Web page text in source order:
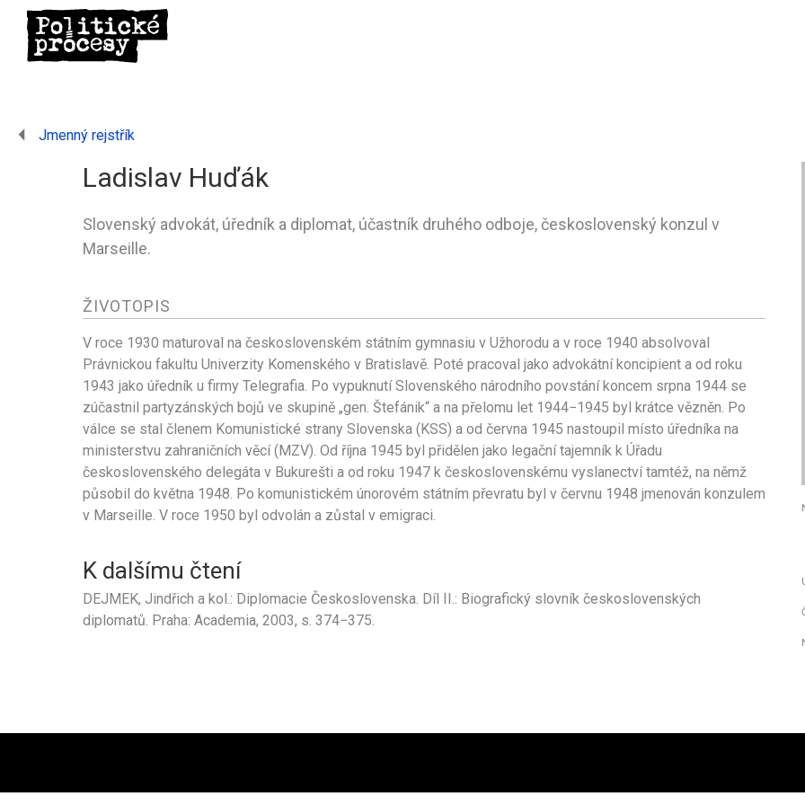
Jmenný rejstřík
Ladislav Huďák
Slovenský advokát, úředník a diplomat, účastník druhého odboje, československý konzul v
Marseille.
ŽIVOTOPIS
V roce 1930 maturoval na československém státním gymnasiu v Užhorodu a v roce 1940 absolvoval
Právnickou fakultu Univerzity Komenského v Bratislavě. Poté pracoval jako advokátní koncipient a od roku
1943 jako úředník u firmy Telegrafia. Po vypuknutí Slovenského národního povstání koncem srpna 1944 se
zúčastnil partyzánských bojů ve skupině „gen. Štefánik“ a na přelomu let 1944−1945 byl krátce vězněn. Po
válce se stal členem Komunistické strany Slovenska (KSS) a od června 1945 nastoupil místo úředníka na
ministerstvu zahraničních věcí (MZV). Od října 1945 byl přidělen jako legační tajemník k Úřadu
československého delegáta v Bukurešti a od roku 1947 k československému vyslanectví tamtéž, na němž
působil do května 1948. Po komunistickém únorovém státním převratu byl v červnu 1948 jmenován konzulem
v Marseille. V roce 1950 byl odvolán a zůstal v emigraci.
K dalšímu čtení
DEJMEK, Jindřich a kol.: Diplomacie Československa. Díl II.: Biografický slovník československých
diplomatů. Praha: Academia, 2003, s. 374−375.